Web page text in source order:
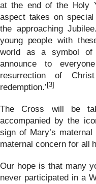
at the end of the Holy
aspect takes on
the approaching
young people with
world as a symbol of
announce to
resurrection of
redemption.’ [3]
The Cross will be
accompanied by the
sign of Mary’s
maternal concern for all
Our hope is that many
never participated in a